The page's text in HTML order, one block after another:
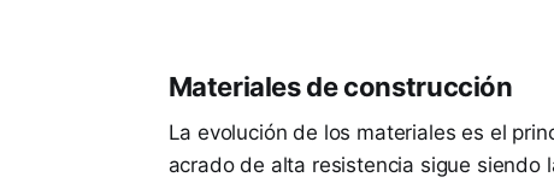
Materiales de construcción
La evolución de los materiales es el
acrado de alta resistencia sigue siendo